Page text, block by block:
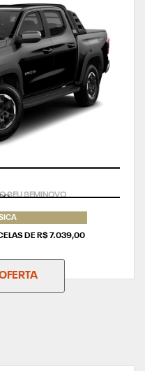
DE R$ 7.039,00